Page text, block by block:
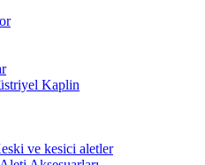
Kaplin
ve kesici aletler